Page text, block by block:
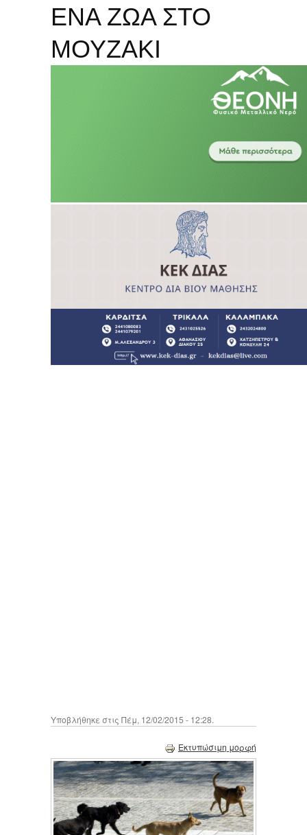
ΕΝΑ ΖΩΑ ΣΤΟ
ΜΟΥΖΑΚΙ
Υποβλήθηκε στις Πέμ, 12/02/2015 - 12:28.
Εκτυπώσιμη μορφή